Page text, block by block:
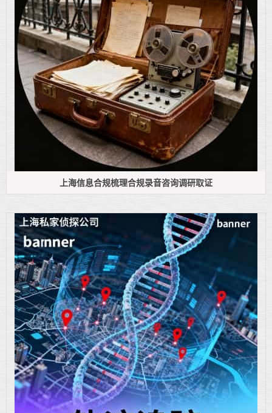
上海信息合规梳理合规录音咨询调研取证